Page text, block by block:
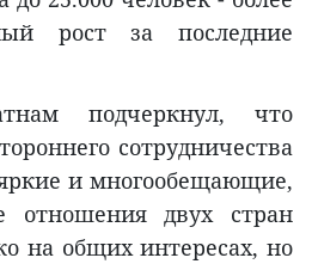
рост за последние
подчеркнул, что
сотрудничества
и многообещающие,
отношения двух стран
на общих интересах, но